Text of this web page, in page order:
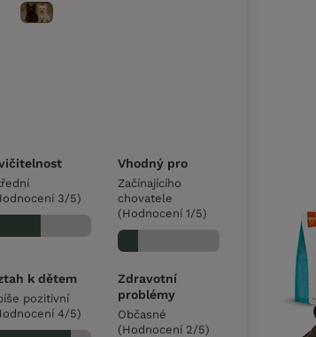
3/5)
Vhodný pro
Začínajícího
chovatele
(Hodnocení 1/5)
k dětem
pozitivní
4/5)
Zdravotní
problémy
Občasné
(Hodnocení 2/5)